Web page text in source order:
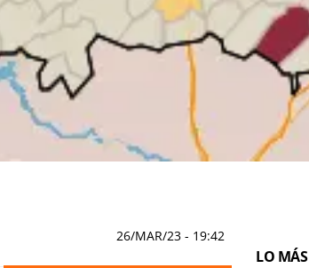
26/MAR/23 - 19:42
LO MÁS